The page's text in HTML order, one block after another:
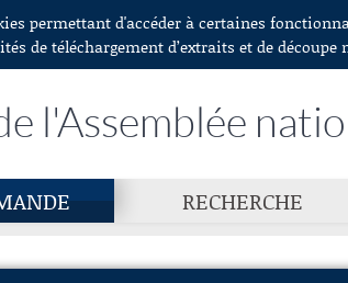
permettant d'accéder à certaines
de téléchargement d’extraits et de découpe
l'Assemblée
RECHERCHE